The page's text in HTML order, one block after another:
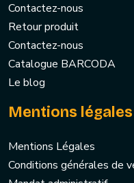
Contactez-nous
Retour produit
Contactez-nous
Catalogue BARCODA
Le blog
Mentions légales
Mentions Légales
Conditions générales de